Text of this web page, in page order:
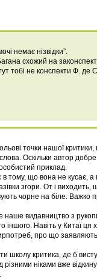
немає нізвідки”.
схожий на
тобі не конспекти Ф.
точки нашої критики,
Оскільки автор
приклад.
тому, що вона не кусає,
згори. От і виходить,
чорне на біле. Важко
наше видавництво з
іншого. Навіть у Китаї
про що заявляють
школу критика, де б
різними ніками вже